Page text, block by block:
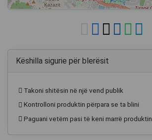
Këshilla sigurie për blerësit
Takoni shitësin në një vend publik
Kontrolloni produktin përpara se ta blini
Paguani vetëm pasi të keni marrë produktin